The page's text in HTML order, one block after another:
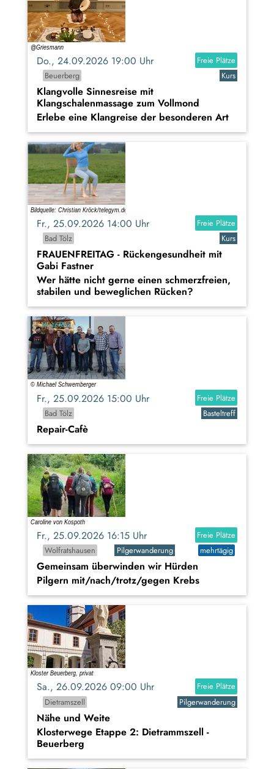
Do., 24.09.2026 19:00 Uhr
Freie Plätze
Beuerberg
Kurs
Klangvolle Sinnesreise mit
Klangschalenmassage zum Vollmond
Erlebe eine Klangreise der besonderen Art
Fr., 25.09.2026 14:00 Uhr
Freie Plätze
Bad Tölz
Kurs
FRAUENFREITAG - Rückengesundheit mit
Gabi Fastner
Wer hätte nicht gerne einen schmerzfreien,
stabilen und beweglichen Rücken?
Fr., 25.09.2026 15:00 Uhr
Freie Plätze
Bad Tölz
Basteltreff
Repair-Cafè
Fr., 25.09.2026 16:15 Uhr
Freie Plätze
Wolfratshausen
Pilgerwanderung mehrtägig
Gemeinsam überwinden wir Hürden
Pilgern mit/nach/trotz/gegen Krebs
Sa., 26.09.2026 09:00 Uhr
Freie Plätze
Dietramszell
Pilgerwanderung
Nähe und Weite
Klosterwege Etappe 2: Dietrammszell -
Beuerberg